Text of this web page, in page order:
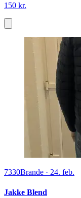
150 kr.
7330Brande · 24. feb.
Jakke Blend